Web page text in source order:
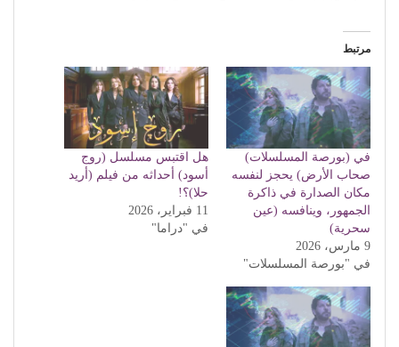
مرتبط
في (بورصة المسلسلات)
صحاب الأرض) يحجز لنفسه
مكان الصدارة في ذاكرة
الجمهور، وينافسه (عين
سحرية)
9 مارس، 2026
في "بورصة المسلسلات"
هل اقتبس مسلسل (روج
أسود) أحداثه من فيلم (أريد
حلا)؟!
11 فبراير، 2026
في "دراما"